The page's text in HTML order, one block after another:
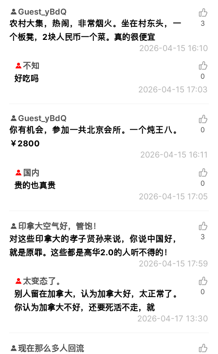
Guest_yBdQ
农村大集，热闹，非常烟火。坐在村东头，一
个板凳，2块人民币一个菜。真的很便宜
2026-04-15 16:10
3
不知
好吃吗
2026-04-15 17:03
0
Guest_yBdQ
你有机会，参加一共北京会所。一个炖王八。
￥2800
2026-04-15 16:11
0
国内
贵的也真贵
2026-04-15 17:05
0
印拿大空气好，管饱！
对这些印拿大的孝子贤孙来说，你说中国好，
就是原罪。这些都是高华2.0的人听不得的！
2026-04-15 17:59
3
太变态了。
别人留在加拿大，认为加拿大好，太正常了。
你认为加拿大不好，还要死活不走，就
2026-04-17 13:30
0
现在那么多人回流